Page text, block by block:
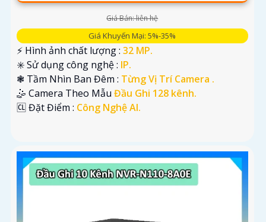
Giá Bán: liên hệ
Giá Khuyến Mại: 5%-35%
️⚡ Hình ảnh chất lượng : 32 MP.
✳️ Sử dụng công nghệ : IP.
❃ Tầm Nhìn Ban Đêm : Từng Vị Trí Camera .
🤹 Camera Theo Mẫu Đầu Ghi 128 kênh.
️🆑 Đặt Điểm : Công Nghệ AI.